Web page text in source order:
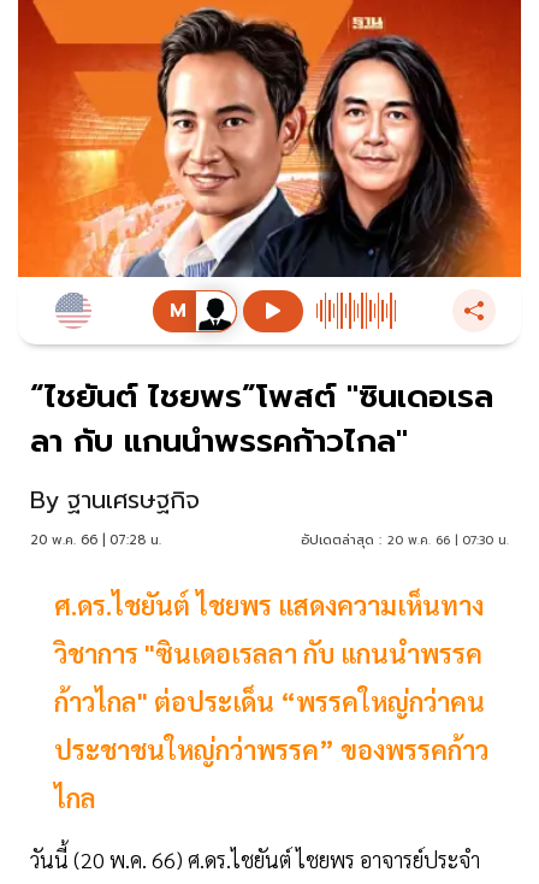
“ไชยันต์ ไชยพร”โพสต์ "ซินเดอเรล
ลา กับ แกนนำพรรคก้าวไกล"
By ฐานเศรษฐกิจ
20 พ.ค. 66 | 07:28 น. อัปเดตล่าสุด : 20 พ.ค. 66 | 07:30 น.
ศ.ดร.ไชยันต์ ไชยพร แสดงความเห็นทาง
วิชาการ "ซินเดอเรลลา กับ แกนนำพรรค
ก้าวไกล" ต่อประเด็น “พรรคใหญ่กว่าคน
ประชาชนใหญ่กว่าพรรค” ของพรรคก้าว
ไกล
วันนี้ (20 พ.ค. 66) ศ.ดร.ไชยันต์ ไชยพร อาจารย์ประจำ